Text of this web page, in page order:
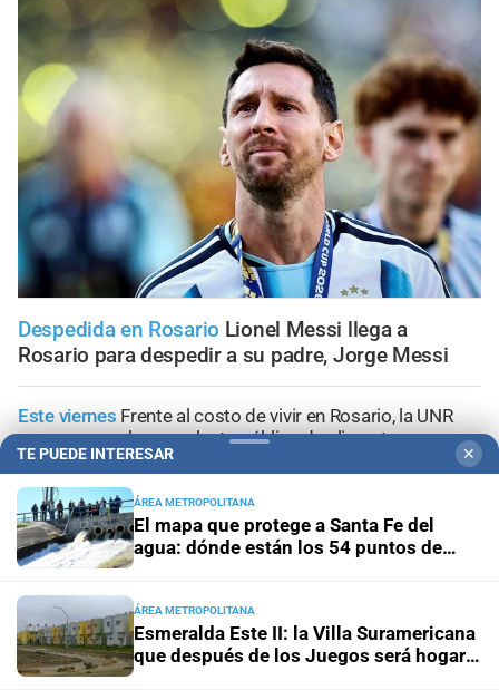
Despedida en Rosario Lionel Messi llega a
Rosario para despedir a su padre, Jorge Messi
Este viernes Frente al costo de vivir en Rosario, la UNR
pone en marcha una planta pública de alimentos
Panorama astrológicoHoróscopo de hoy 8 de agosto de
2026
agosto de 2026
Horóscopo del día Horóscopo de hoy para Acuario: 08
de agosto de 2026
TE PUEDE INTERESAR ✕
ÁREA METROPOLITANA
El mapa que protege a Santa Fe del
agua: dónde están los 54 puntos de
ÁREA METROPOLITANA
Esmeralda Este II: la Villa Suramericana
que después de los Juegos será hogar